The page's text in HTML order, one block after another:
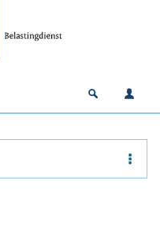
Open